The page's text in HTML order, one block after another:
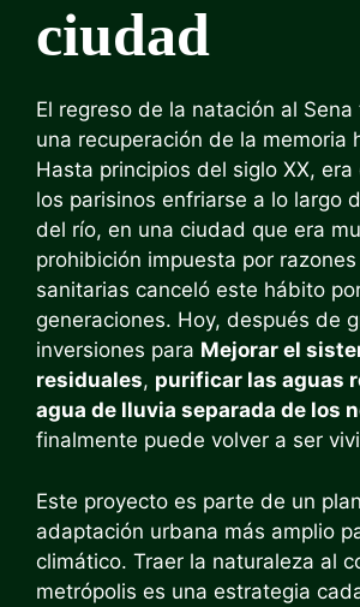
ciudad
El regreso de la natación al
una recuperación de la memoria
Hasta principios del siglo XX, era
los parisinos enfriarse a lo largo
del río, en una ciudad que era
prohibición impuesta por
sanitarias canceló este hábito
generaciones. Hoy, después de
inversiones para Mejorar el
residuales, purificar las aguas
agua de lluvia separada de los
finalmente puede volver a ser
Este proyecto es parte de un
adaptación urbana más amplio
climático. Traer la naturaleza al
metrópolis es una estrategia